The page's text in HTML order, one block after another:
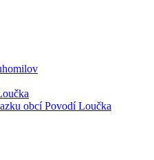
obcí Povodí Loučka